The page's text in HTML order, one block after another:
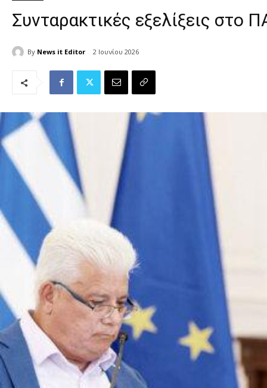
Συνταρακτικές εξελίξεις στο
By News it Editor 2 Ιουνίου 2026